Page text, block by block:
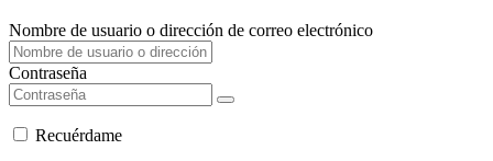
Nombre de usuario o dirección de correo electrónico
Contraseña
Recuérdame